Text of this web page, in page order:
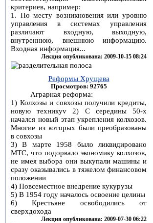
критериев, например:
1. По месту возникновения или уровню
управления в системах управления
различают входную, выходную,
внутреннюю, внешнюю информацию.
Входная информация...
Лекция опубликована: 2009-10-15 08:24
Реформы Хрущева
Просмотров: 92765
Аграрная реформа:
1) Колхозы и совхозы получили кредиты,
новую техникуv 2) С середины 50-х
начался новый этап укрепления колхозов.
Многие из которых были преобразованы
в совхозы
3) В марте 1958 было ликвидировано
МТС, что подорвало экономику колхозов,
не имея выбора они выкупали машины и
сразу оказывались в тяжелом финансовом
положении
4) Повсеместное внедрение кукурузы
5) В 1954 году началось освоение целины
6) Крестьяне освободились от
сверхдохода
Лекция опубликована: 2009-07-30 06:22